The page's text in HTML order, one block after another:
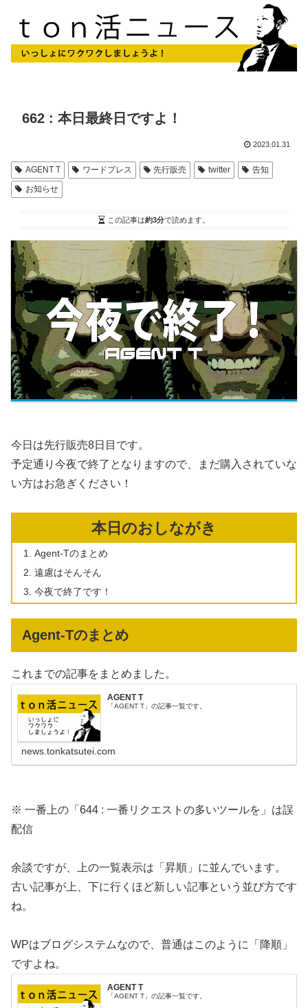
662 : 本日最終日ですよ！
2023.01.31
AGENT T ワードプレス 先行販売 twitter
告知
お知らせ
この記事は約3分で読めます。
今日は先行販売8日目です。
予定通り今夜で終了となりますので、まだ購入されていな
い方はお急ぎください！
本日のおしながき
Agent-Tのまとめ
遠慮はそんそん
今夜で終了です！
Agent-Tのまとめ
これまでの記事をまとめました。
AGENT T
「AGENT T」の記事一覧です。
news.tonkatsutei.com
※ 一番上の「644 : 一番リクエストの多いツールを」は誤
配信
余談ですが、上の一覧表示は「昇順」に並んでいます。
古い記事が上、下に行くほど新しい記事という並び方です
ね。
WPはブログシステムなので、普通はこのように「降順」
ですよね。
AGENT T
「AGENT T」の記事一覧です。